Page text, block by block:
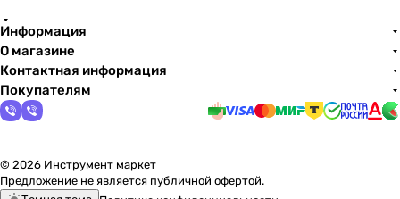
Информация
О магазине
Контактная информация
Покупателям
© 2026 Инструмент маркет
Предложение не является публичной офертой.